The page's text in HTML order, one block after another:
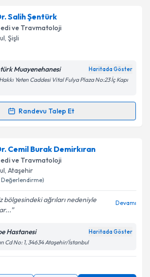
e-posta ile bilgilendireceğiz.
işlenmesine ilişkinAydınlatma
işlenmesini kabul ediyorum.
Salih Şentürk
ve Travmatoloji
, Şişli
Muayenehanesi Haritada Göster
Yeten Caddesi Vital Fulya Plaza No:23 İç Kapı
Randevu Talep Et
Talebi
Şentürkiçin randevu takvimi talebi
bu uzmandan randevu almanız için bir
e-posta ile bilgilendireceğiz.
işlenmesine ilişkin
Aydınlatma
okudum ve kişisel verilerimin belirtilen
işlenmesini kabul ediyorum.
Cemil Burak Demirkıran
ve Travmatoloji
, Ataşehir
Değerlendirme)
bölgesindeki ağrıları nedeniyle
Devamı
Hastanesi Haritada Göster
Cd No: 1, 34634 Ataşehir/İstanbul